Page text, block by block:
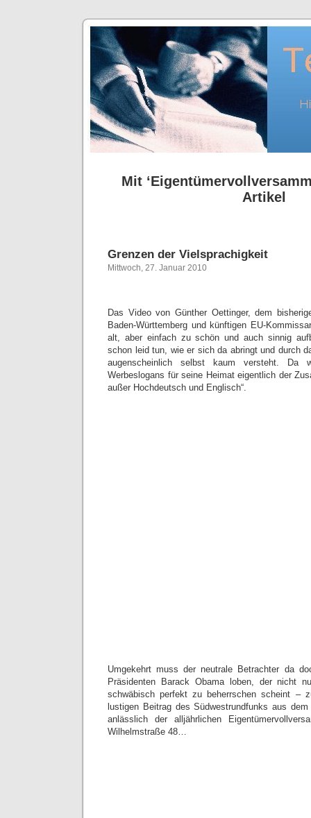
Mit
Artikel
Grenzen der Vielsprachigkeit
Mittwoch, 27. Januar 2010
Das Video von Günther Oettinger, dem
Baden-Württemberg und künftigen EU-
alt, aber einfach zu schön und auch sinnig
schon leid tun, wie er sich da abringt und durch
augenscheinlich selbst kaum versteht. Da
Werbeslogans für seine Heimat eigentlich der
außer Hochdeutsch und Englisch“.
Umgekehrt muss der neutrale Betrachter da
Präsidenten Barack Obama loben, der nicht
schwäbisch perfekt zu beherrschen scheint –
lustigen Beitrag des Südwestrundfunks aus
anlässlich der alljährlichen
Wilhelmstraße 48…